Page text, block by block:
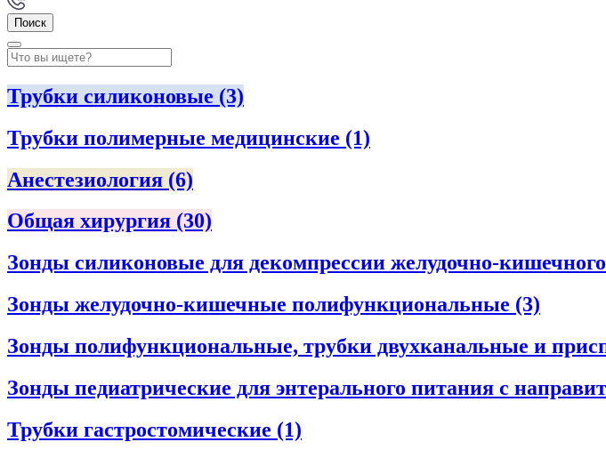
Поиск
Трубки силиконовые (3)
Трубки полимерные медицинские (1)
Анестезиология (6)
Общая хирургия (30)
Зонды силиконовые для декомпрессии желудочно-
Зонды желудочно-кишечные полифункциональные (3)
Зонды полифункциональные, трубки двухканальные и
Зонды педиатрические для энтерального питания с
Трубки гастростомические (1)